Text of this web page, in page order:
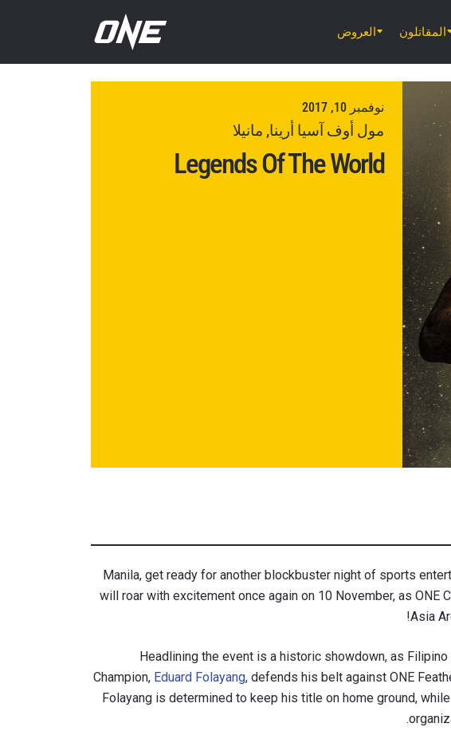
العروض المقاتلون
نوفمبر 10, 2017
مول أوف آسيا أرينا, مانيلا
Legends Of The World
Manila, get ready for another blockbuster night of sports
will roar with excitement once again on 10 November, as ONE
Asia
!
Headlining the event is a historic showdown, as
Champion, Eduard Folayang, defends his belt against ONE
Folayang is determined to keep his title on home ground,